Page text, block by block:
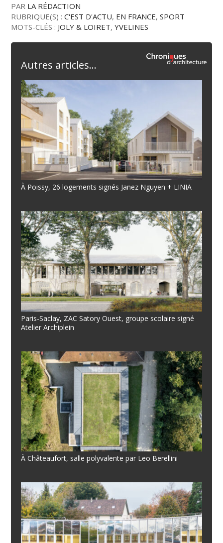
PAR LA RÉDACTION
RUBRIQUE(S) :C'EST D'ACTU, EN FRANCE,SPORT
MOTS-CLÉS : JOLY & LOIRET,YVELINES
Autres articles...
À Poissy, 26 logements signés Janez Nguyen + LINIA
Paris-Saclay, ZAC Satory Ouest, groupe scolaire signé
Atelier Archiplein
À Châteaufort, salle polyvalente par Leo Berellini